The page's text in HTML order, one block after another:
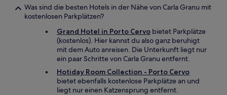
Was sind die besten Hotels in der Nähe von Carla Granu mit
kostenlosen Parkplätzen?
Grand Hotel in Porto Cervo bietet Parkplätze
(kostenlos). Hier kannst du also ganz beruhigt
mit dem Auto anreisen. Die Unterkunft liegt nur
ein paar Schritte von Carla Granu entfernt.
Hotiday Room Collection - Porto Cervo
bietet ebenfalls kostenlose Parkplätze an und
liegt nur einen Katzensprung entfernt.